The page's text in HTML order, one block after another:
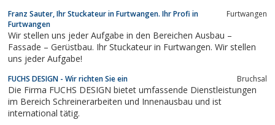
Franz Sauter, Ihr Stuckateur in Furtwangen. Ihr Profi in
Furtwangen
Furtwangen
Wir stellen uns jeder Aufgabe in den Bereichen Ausbau –
Fassade – Gerüstbau. Ihr Stuckateur in Furtwangen. Wir stellen
uns jeder Aufgabe!
FUCHS DESIGN - Wir richten Sie ein Bruchsal
Die Firma FUCHS DESIGN bietet umfassende Dienstleistungen
im Bereich Schreinerarbeiten und Innenausbau und ist
international tätig.